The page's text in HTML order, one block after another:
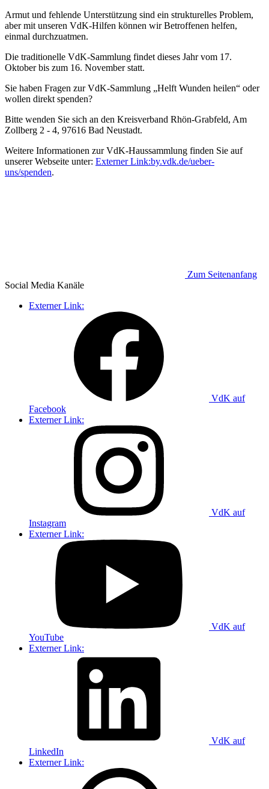
Armut und fehlende Unterstützung sind ein strukturelles Problem,
aber mit unseren VdK-Hilfen können wir Betroffenen helfen,
einmal durchzuatmen.
Die traditionelle VdK-Sammlung findet dieses Jahr vom 17.
Oktober bis zum 16. November statt.
Sie haben Fragen zur VdK-Sammlung „Helft Wunden heilen“ oder
wollen direkt spenden?
Bitte wenden Sie sich an den Kreisverband Rhön-Grabfeld, Am
Zollberg 2 - 4, 97616 Bad Neustadt.
Weitere Informationen zur VdK-Haussammlung finden Sie auf
unserer Webseite unter: Externer Link:by.vdk.de/ueber-
uns/spenden.
Zum Seitenanfang
Social Media Kanäle
Externer Link:
VdK auf
Facebook
Externer Link:
VdK auf
Instagram
Externer Link:
VdK auf
YouTube
Externer Link:
VdK auf
LinkedIn
Externer Link: